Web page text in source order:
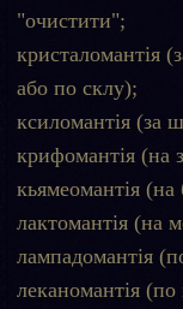
"очистити";
кристаломантія
або по склу);
ксиломантія (за
крифомантія (на
кьямеомантія (на
лактомантія (на
лампадомантія
леканомантія